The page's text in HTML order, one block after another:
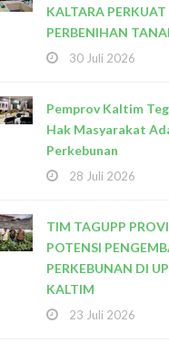
KALTARA
PERBENIHAN
30 Juli 2026
Pemprov Kaltim
Hak Masyarakat
Perkebunan
28 Juli 2026
TIM TAGUPP
POTENSI
PERKEBUNAN DI
KALTIM
23 Juli 2026